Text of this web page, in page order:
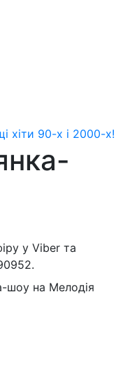
хіти 90-х і 2000-х!
у Viber та
шоу на Мелодія